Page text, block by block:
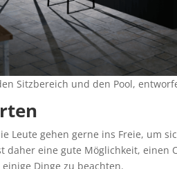
Sitzbereich und den Pool,
Leute gehen gerne ins Freie, um
daher eine gute Möglichkeit, einen
Dinge zu beachten.